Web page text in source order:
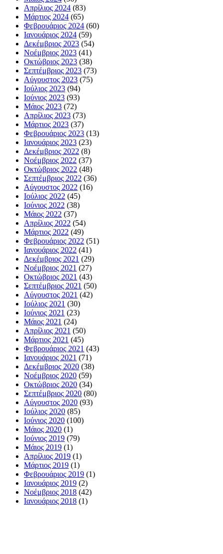
Απρίλιος 2024 (83)
Μάρτιος 2024 (65)
Φεβρουάριος 2024 (60)
Ιανουάριος 2024 (59)
Δεκέμβριος 2023 (54)
Νοέμβριος 2023 (41)
Οκτώβριος 2023 (38)
Σεπτέμβριος 2023 (73)
Αύγουστος 2023 (75)
Ιούλιος 2023 (94)
Ιούνιος 2023 (93)
Μάιος 2023 (72)
Απρίλιος 2023 (73)
Μάρτιος 2023 (37)
Φεβρουάριος 2023 (13)
Ιανουάριος 2023 (23)
Δεκέμβριος 2022 (8)
Νοέμβριος 2022 (37)
Οκτώβριος 2022 (48)
Σεπτέμβριος 2022 (36)
Αύγουστος 2022 (16)
Ιούλιος 2022 (45)
Ιούνιος 2022 (38)
Μάιος 2022 (37)
Απρίλιος 2022 (54)
Μάρτιος 2022 (49)
Φεβρουάριος 2022 (51)
Ιανουάριος 2022 (41)
Δεκέμβριος 2021 (29)
Νοέμβριος 2021 (27)
Οκτώβριος 2021 (43)
Σεπτέμβριος 2021 (50)
Αύγουστος 2021 (42)
Ιούλιος 2021 (30)
Ιούνιος 2021 (23)
Μάιος 2021 (24)
Απρίλιος 2021 (50)
Μάρτιος 2021 (45)
Φεβρουάριος 2021 (43)
Ιανουάριος 2021 (71)
Δεκέμβριος 2020 (38)
Νοέμβριος 2020 (59)
Οκτώβριος 2020 (34)
Σεπτέμβριος 2020 (80)
Αύγουστος 2020 (93)
Ιούλιος 2020 (85)
Ιούνιος 2020 (100)
Μάιος 2020 (1)
Ιούνιος 2019 (79)
Μάιος 2019 (1)
Απρίλιος 2019 (1)
Μάρτιος 2019 (1)
Φεβρουάριος 2019 (1)
Ιανουάριος 2019 (2)
Νοέμβριος 2018 (42)
Ιανουάριος 2018 (1)